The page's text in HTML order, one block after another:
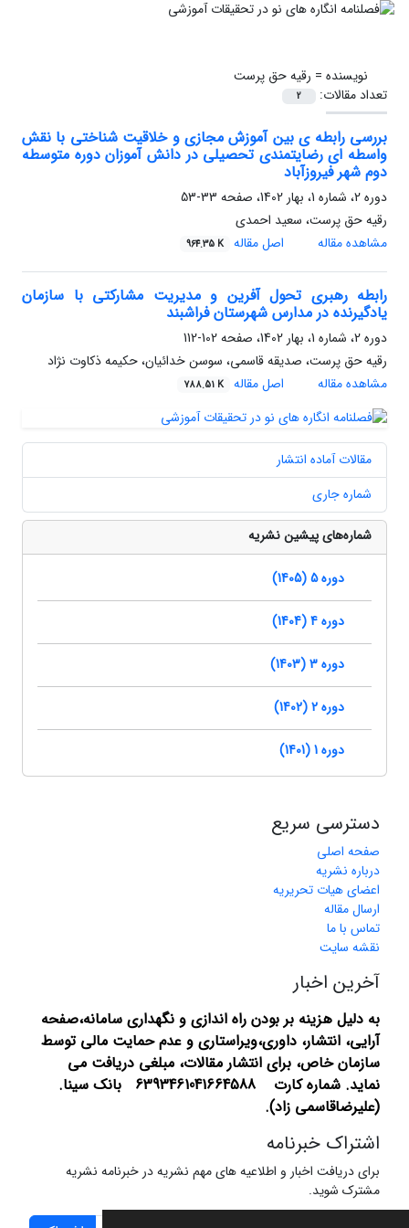
نویسنده = رقیه حق پرست
تعداد مقالات:
2
بررسی رابطه ی بین آموزش مجازی و خلاقیت شناختی با نقش
واسطه ای رضایتمندی تحصیلی در دانش آموزان دوره متوسطه
دوم شهر فیروزآباد
دوره 2، شماره 1، بهار 1402، صفحه
33-53
رقیه حق پرست، سعید احمدی
مشاهده مقاله
اصل مقاله 964.35 K
رابطه رهبری تحول آفرین و مدیریت مشارکتی با سازمان
یادگیرنده در مدارس شهرستان فراشبند
دوره 2، شماره 1، بهار 1402، صفحه
102-112
رقیه حق پرست، صدیقه قاسمی، سوسن خدائیان، حکیمه ذکاوت نژاد
مشاهده مقاله
اصل مقاله 788.51 K
مقالات آماده انتشار
شماره جاری
شماره‌های پیشین نشریه
دوره 5 (1405)
دوره 4 (1404)
دوره 3 (1403)
دوره 2 (1402)
دوره 1 (1401)
دسترسی سریع
صفحه اصلی
درباره نشریه
اعضای هیات تحریریه
ارسال مقاله
تماس با ما
نقشه سایت
آخرین اخبار
به دلیل هزینه بر بودن راه اندازی و نگهداری سامانه،صفحه
آرایی، انتشار، داوری،ویراستاری و عدم حمایت مالی توسط
سازمان خاص، برای انتشار مقالات، مبلغی دریافت می
نماید.
شماره کارت 6393461041664588 بانک سینا.
(علیرضاقاسمی زاد).
اشتراک خبرنامه
برای دریافت اخبار و اطلاعیه های مهم نشریه در خبرنامه نشریه
مشترک شوید.